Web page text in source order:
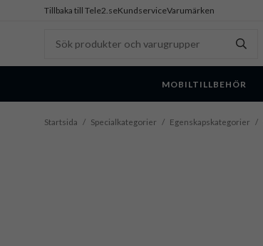
Tillbaka till Tele2.seKundserviceVarumärken
MOBILTILLBEHÖR
Startsida / Specialkategorier / Egenskapskategorier /